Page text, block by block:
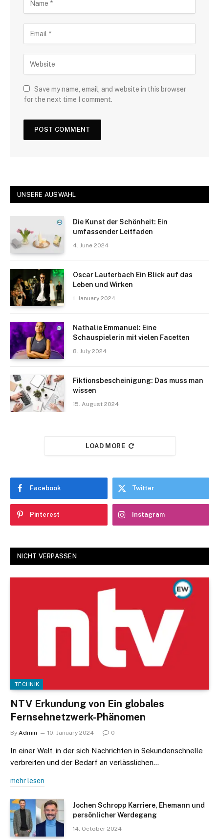
Save my name, email, and website in this browser
for the next time I comment.
UNSERE AUSWAHL
Die Kunst der Schönheit: Ein
umfassender Leitfaden
4. June 2024
Oscar Lauterbach Ein Blick auf das
Leben und Wirken
1. January 2024
Nathalie Emmanuel: Eine
Schauspielerin mit vielen Facetten
8. July 2024
Fiktionsbescheinigung: Das muss man
wissen
15. August 2024
LOAD MORE
Facebook Twitter
Pinterest Instagram
NICHT VERPASSEN
TECHNIK
NTV Erkundung von Ein globales
Fernsehnetzwerk-Phänomen
By Admin 10. January 2024 0
In einer Welt, in der sich Nachrichten in Sekundenschnelle
verbreiten und der Bedarf an verlässlichen…
mehr lesen
Jochen Schropp Karriere, Ehemann und
persönlicher Werdegang
14. October 2024